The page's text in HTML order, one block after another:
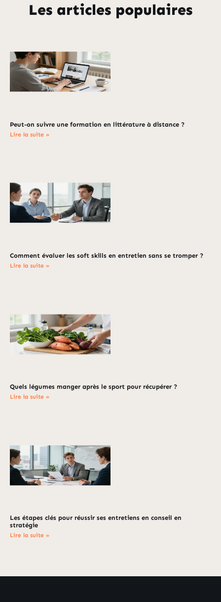
Les articles populaires
Peut-on suivre une formation en littérature à distance ?
Lire la suite »
Comment évaluer les soft skills en entretien sans se tromper ?
Lire la suite »
Quels légumes manger après le sport pour récupérer ?
Lire la suite »
Les étapes clés pour réussir ses entretiens en conseil en
stratégie
Lire la suite »